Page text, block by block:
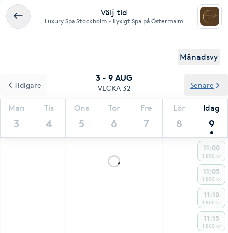
Välj tid
Luxury Spa Stockholm - Lyxigt Spa på Östermalm
Månadsvy
3 - 9 AUG
VECKA 32
Mån
3
Tis
4
Ons
5
Tor
6
Fre
7
Lör
8
Idag
9
Tidigare Senare
11:00
1 800 kr
11:05
1 800 kr
11:10
1 800 kr
11:15
1 800 kr